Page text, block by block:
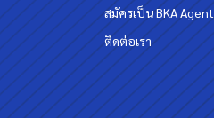
สมัครเป็น BKA Agent
ติดต่อเรา